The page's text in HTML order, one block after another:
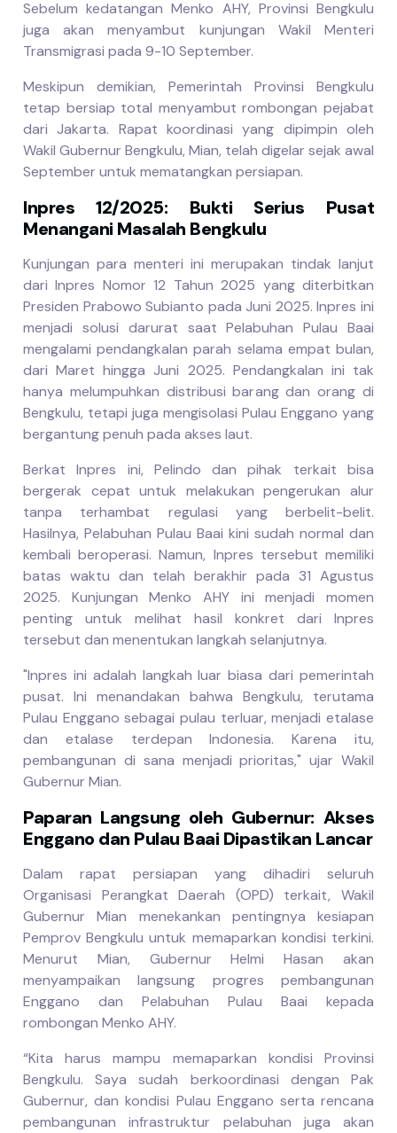
Sebelum kedatangan Menko AHY, Provinsi Bengkulu
juga akan menyambut kunjungan Wakil Menteri
Transmigrasi pada 9-10 September.
Meskipun demikian, Pemerintah Provinsi Bengkulu
tetap bersiap total menyambut rombongan pejabat
dari Jakarta. Rapat koordinasi yang dipimpin oleh
Wakil Gubernur Bengkulu, Mian, telah digelar sejak awal
September untuk mematangkan persiapan.
Inpres 12/2025: Bukti Serius Pusat
Menangani Masalah Bengkulu
Kunjungan para menteri ini merupakan tindak lanjut
dari Inpres Nomor 12 Tahun 2025 yang diterbitkan
Presiden Prabowo Subianto pada Juni 2025. Inpres ini
menjadi solusi darurat saat Pelabuhan Pulau Baai
mengalami pendangkalan parah selama empat bulan,
dari Maret hingga Juni 2025. Pendangkalan ini tak
hanya melumpuhkan distribusi barang dan orang di
Bengkulu, tetapi juga mengisolasi Pulau Enggano yang
bergantung penuh pada akses laut.
Berkat Inpres ini, Pelindo dan pihak terkait bisa
bergerak cepat untuk melakukan pengerukan alur
tanpa terhambat regulasi yang berbelit-belit.
Hasilnya, Pelabuhan Pulau Baai kini sudah normal dan
kembali beroperasi. Namun, Inpres tersebut memiliki
batas waktu dan telah berakhir pada 31 Agustus
2025. Kunjungan Menko AHY ini menjadi momen
penting untuk melihat hasil konkret dari Inpres
tersebut dan menentukan langkah selanjutnya.
"Inpres ini adalah langkah luar biasa dari pemerintah
pusat. Ini menandakan bahwa Bengkulu, terutama
Pulau Enggano sebagai pulau terluar, menjadi etalase
dan etalase terdepan Indonesia. Karena itu,
pembangunan di sana menjadi prioritas," ujar Wakil
Gubernur Mian.
Paparan Langsung oleh Gubernur: Akses
Enggano dan Pulau Baai Dipastikan Lancar
Dalam rapat persiapan yang dihadiri seluruh
Organisasi Perangkat Daerah (OPD) terkait, Wakil
Gubernur Mian menekankan pentingnya kesiapan
Pemprov Bengkulu untuk memaparkan kondisi terkini.
Menurut Mian, Gubernur Helmi Hasan akan
menyampaikan langsung progres pembangunan
Enggano dan Pelabuhan Pulau Baai kepada
rombongan Menko AHY.
“Kita harus mampu memaparkan kondisi Provinsi
Bengkulu. Saya sudah berkoordinasi dengan Pak
Gubernur, dan kondisi Pulau Enggano serta rencana
pembangunan infrastruktur pelabuhan juga akan